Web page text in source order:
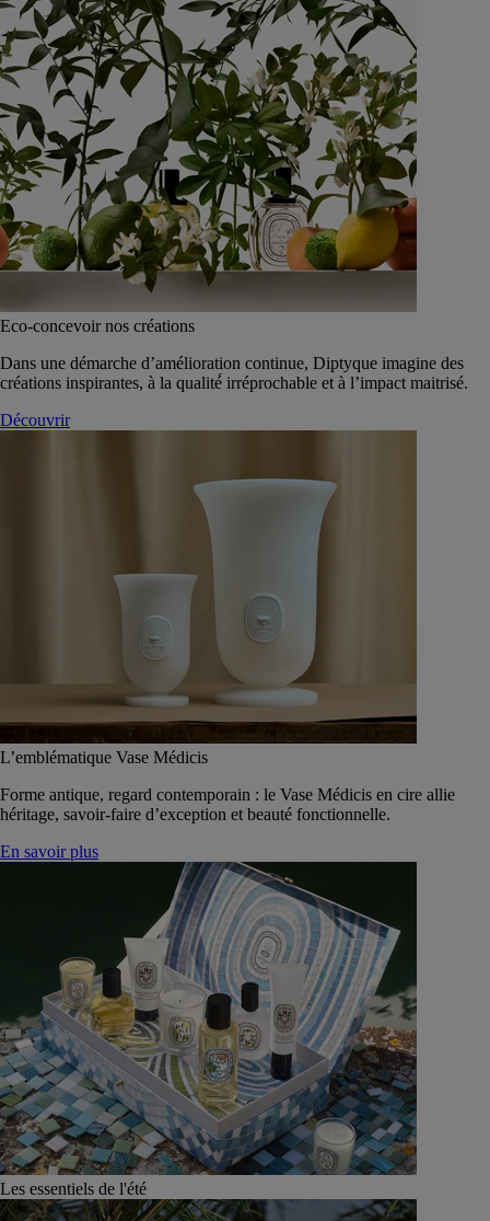
Eco-concevoir nos créations
Dans une démarche d’amélioration continue, Diptyque imagine des
créations inspirantes, à la qualité́ irréprochable et à l’impact maitrisé.
Découvrir
L’emblématique Vase Médicis
Forme antique, regard contemporain : le Vase Médicis en cire allie
héritage, savoir-faire d’exception et beauté fonctionnelle.
En savoir plus
Les essentiels de l'été